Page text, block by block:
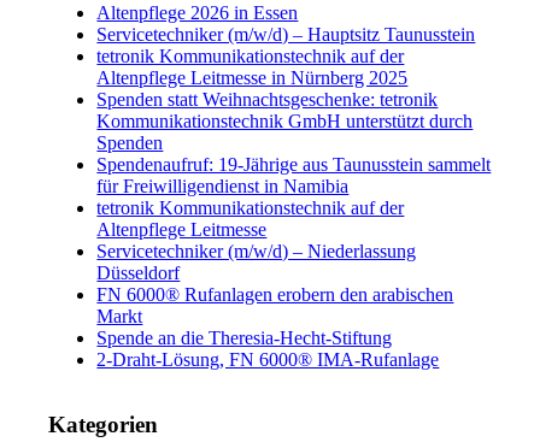
Altenpflege 2026 in Essen
Servicetechniker (m/w/d) – Hauptsitz Taunusstein
tetronik Kommunikationstechnik auf der
Altenpflege Leitmesse in Nürnberg 2025
Spenden statt Weihnachtsgeschenke: tetronik
Kommunikationstechnik GmbH unterstützt durch
Spenden
Spendenaufruf: 19-Jährige aus Taunusstein sammelt
für Freiwilligendienst in Namibia
tetronik Kommunikationstechnik auf der
Altenpflege Leitmesse
Servicetechniker (m/w/d) – Niederlassung
Düsseldorf
FN 6000® Rufanlagen erobern den arabischen
Markt
Spende an die Theresia-Hecht-Stiftung
2-Draht-Lösung, FN 6000® IMA-Rufanlage
Kategorien